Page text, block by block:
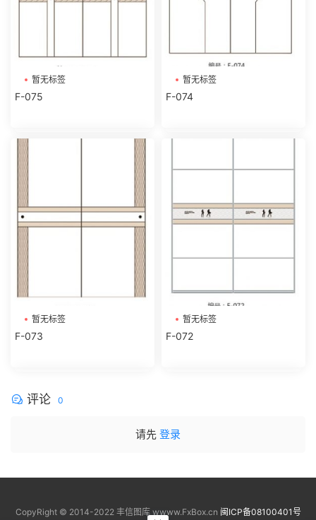
暂无标签
F-075
暂无标签
F-074
暂无标签
F-073
暂无标签
F-072
评论 0
请先 登录
CopyRight © 2014-2022 丰信图库 wwww.FxBox.cn 闽ICP备08100401号